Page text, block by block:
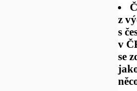
z
s
v
se